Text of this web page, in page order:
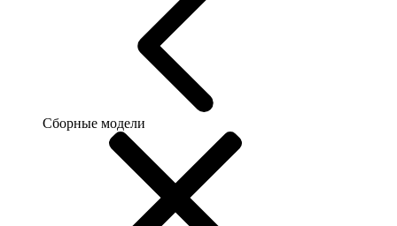
Сборные модели